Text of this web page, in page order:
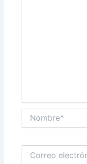
electrónico*